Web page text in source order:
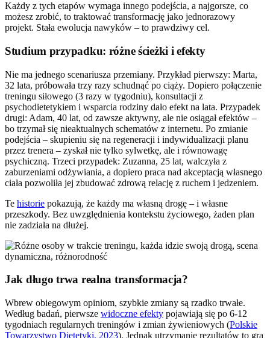
Każdy z tych etapów wymaga innego podejścia, a najgorsze, co
możesz zrobić, to traktować transformację jako jednorazowy
projekt. Stała ewolucja nawyków – to prawdziwy cel.
Studium przypadku: różne ścieżki i efekty
Nie ma jednego scenariusza przemiany. Przykład pierwszy: Marta,
32 lata, próbowała trzy razy schudnąć po ciąży. Dopiero połączenie
treningu siłowego (3 razy w tygodniu), konsultacji z
psychodietetykiem i wsparcia rodziny dało efekt na lata. Przypadek
drugi: Adam, 40 lat, od zawsze aktywny, ale nie osiągał efektów –
bo trzymał się nieaktualnych schematów z internetu. Po zmianie
podejścia – skupieniu się na regeneracji i indywidualizacji planu
przez trenera – zyskał nie tylko sylwetkę, ale i równowagę
psychiczną. Trzeci przypadek: Zuzanna, 25 lat, walczyła z
zaburzeniami odżywiania, a dopiero praca nad akceptacją własnego
ciała pozwoliła jej zbudować zdrową relację z ruchem i jedzeniem.
Te historie pokazują, że każdy ma własną drogę – i własne
przeszkody. Bez uwzględnienia kontekstu życiowego, żaden plan
nie zadziała na dłużej.
Jak długo trwa realna transformacja?
Wbrew obiegowym opiniom, szybkie zmiany są rzadko trwałe.
Według badań, pierwsze widoczne efekty pojawiają się po 6-12
tygodniach regularnych treningów i zmian żywieniowych (Polskie
Towarzystwo Dietetyki, 2023). Jednak utrzymanie rezultatów to gra